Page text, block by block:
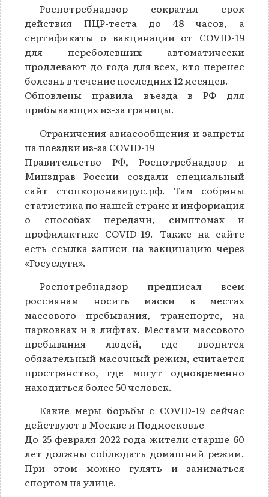
Роспотребнадзор сократил срок
действия ПЦР-теста до 48 часов, а
сертификаты о вакцинации от COVID-19
для переболевших автоматически
продлевают до года для всех, кто перенес
болезнь в течение последних 12 месяцев.
Обновлены правила въезда в РФ для
прибывающих из-за границы.
Ограничения авиасообщения и запреты
на поездки из-за COVID-19
Правительство РФ, Роспотребнадзор и
Минздрав России создали специальный
сайт стопкоронавирус.рф. Там собраны
статистика по нашей стране и информация
о способах передачи, симптомах и
профилактике COVID-19. Также на сайте
есть ссылка записи на вакцинацию через
«Госуслуги».
Роспотребнадзор предписал всем
россиянам носить маски в местах
массового пребывания, транспорте, на
парковках и в лифтах. Местами массового
пребывания людей, где вводится
обязательный масочный режим, считается
пространство, где могут одновременно
находиться более 50 человек.
Какие меры борьбы с COVID-19 сейчас
действуют в Москве и Подмосковье
До 25 февраля 2022 года жители старше 60
лет должны соблюдать домашний режим.
При этом можно гулять и заниматься
спортом на улице.